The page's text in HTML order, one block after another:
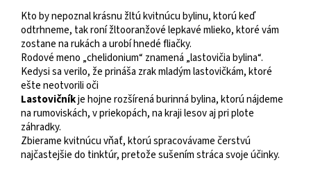
Kto by nepoznal krásnu žltú kvitnúcu bylinu, ktorú keď
odtrhneme, tak roní žltooranžové lepkavé mlieko, ktoré vám
zostane na rukách a urobí hnedé fliačky.
Rodové meno „chelidonium“ znamená „lastovičia bylina“.
Kedysi sa verilo, že prináša zrak mladým lastovičkám, ktoré
ešte neotvorili oči
Lastovičníkje hojne rozšírená burinná bylina, ktorú nájdeme
na rumoviskách, v priekopách, na kraji lesov aj pri plote
záhradky.
Zbierame kvitnúcu vňať, ktorú spracovávame čerstvú
najčastejšie do tinktúr, pretože sušením stráca svoje účinky.